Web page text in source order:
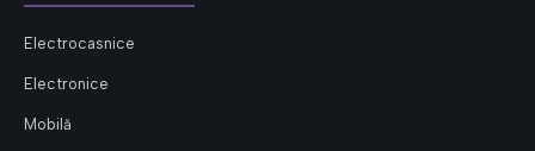
Electrocasnice
Electronice
Mobilă